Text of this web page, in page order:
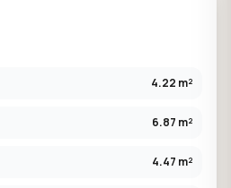
4.22 m²
6.87 m²
4.47 m²